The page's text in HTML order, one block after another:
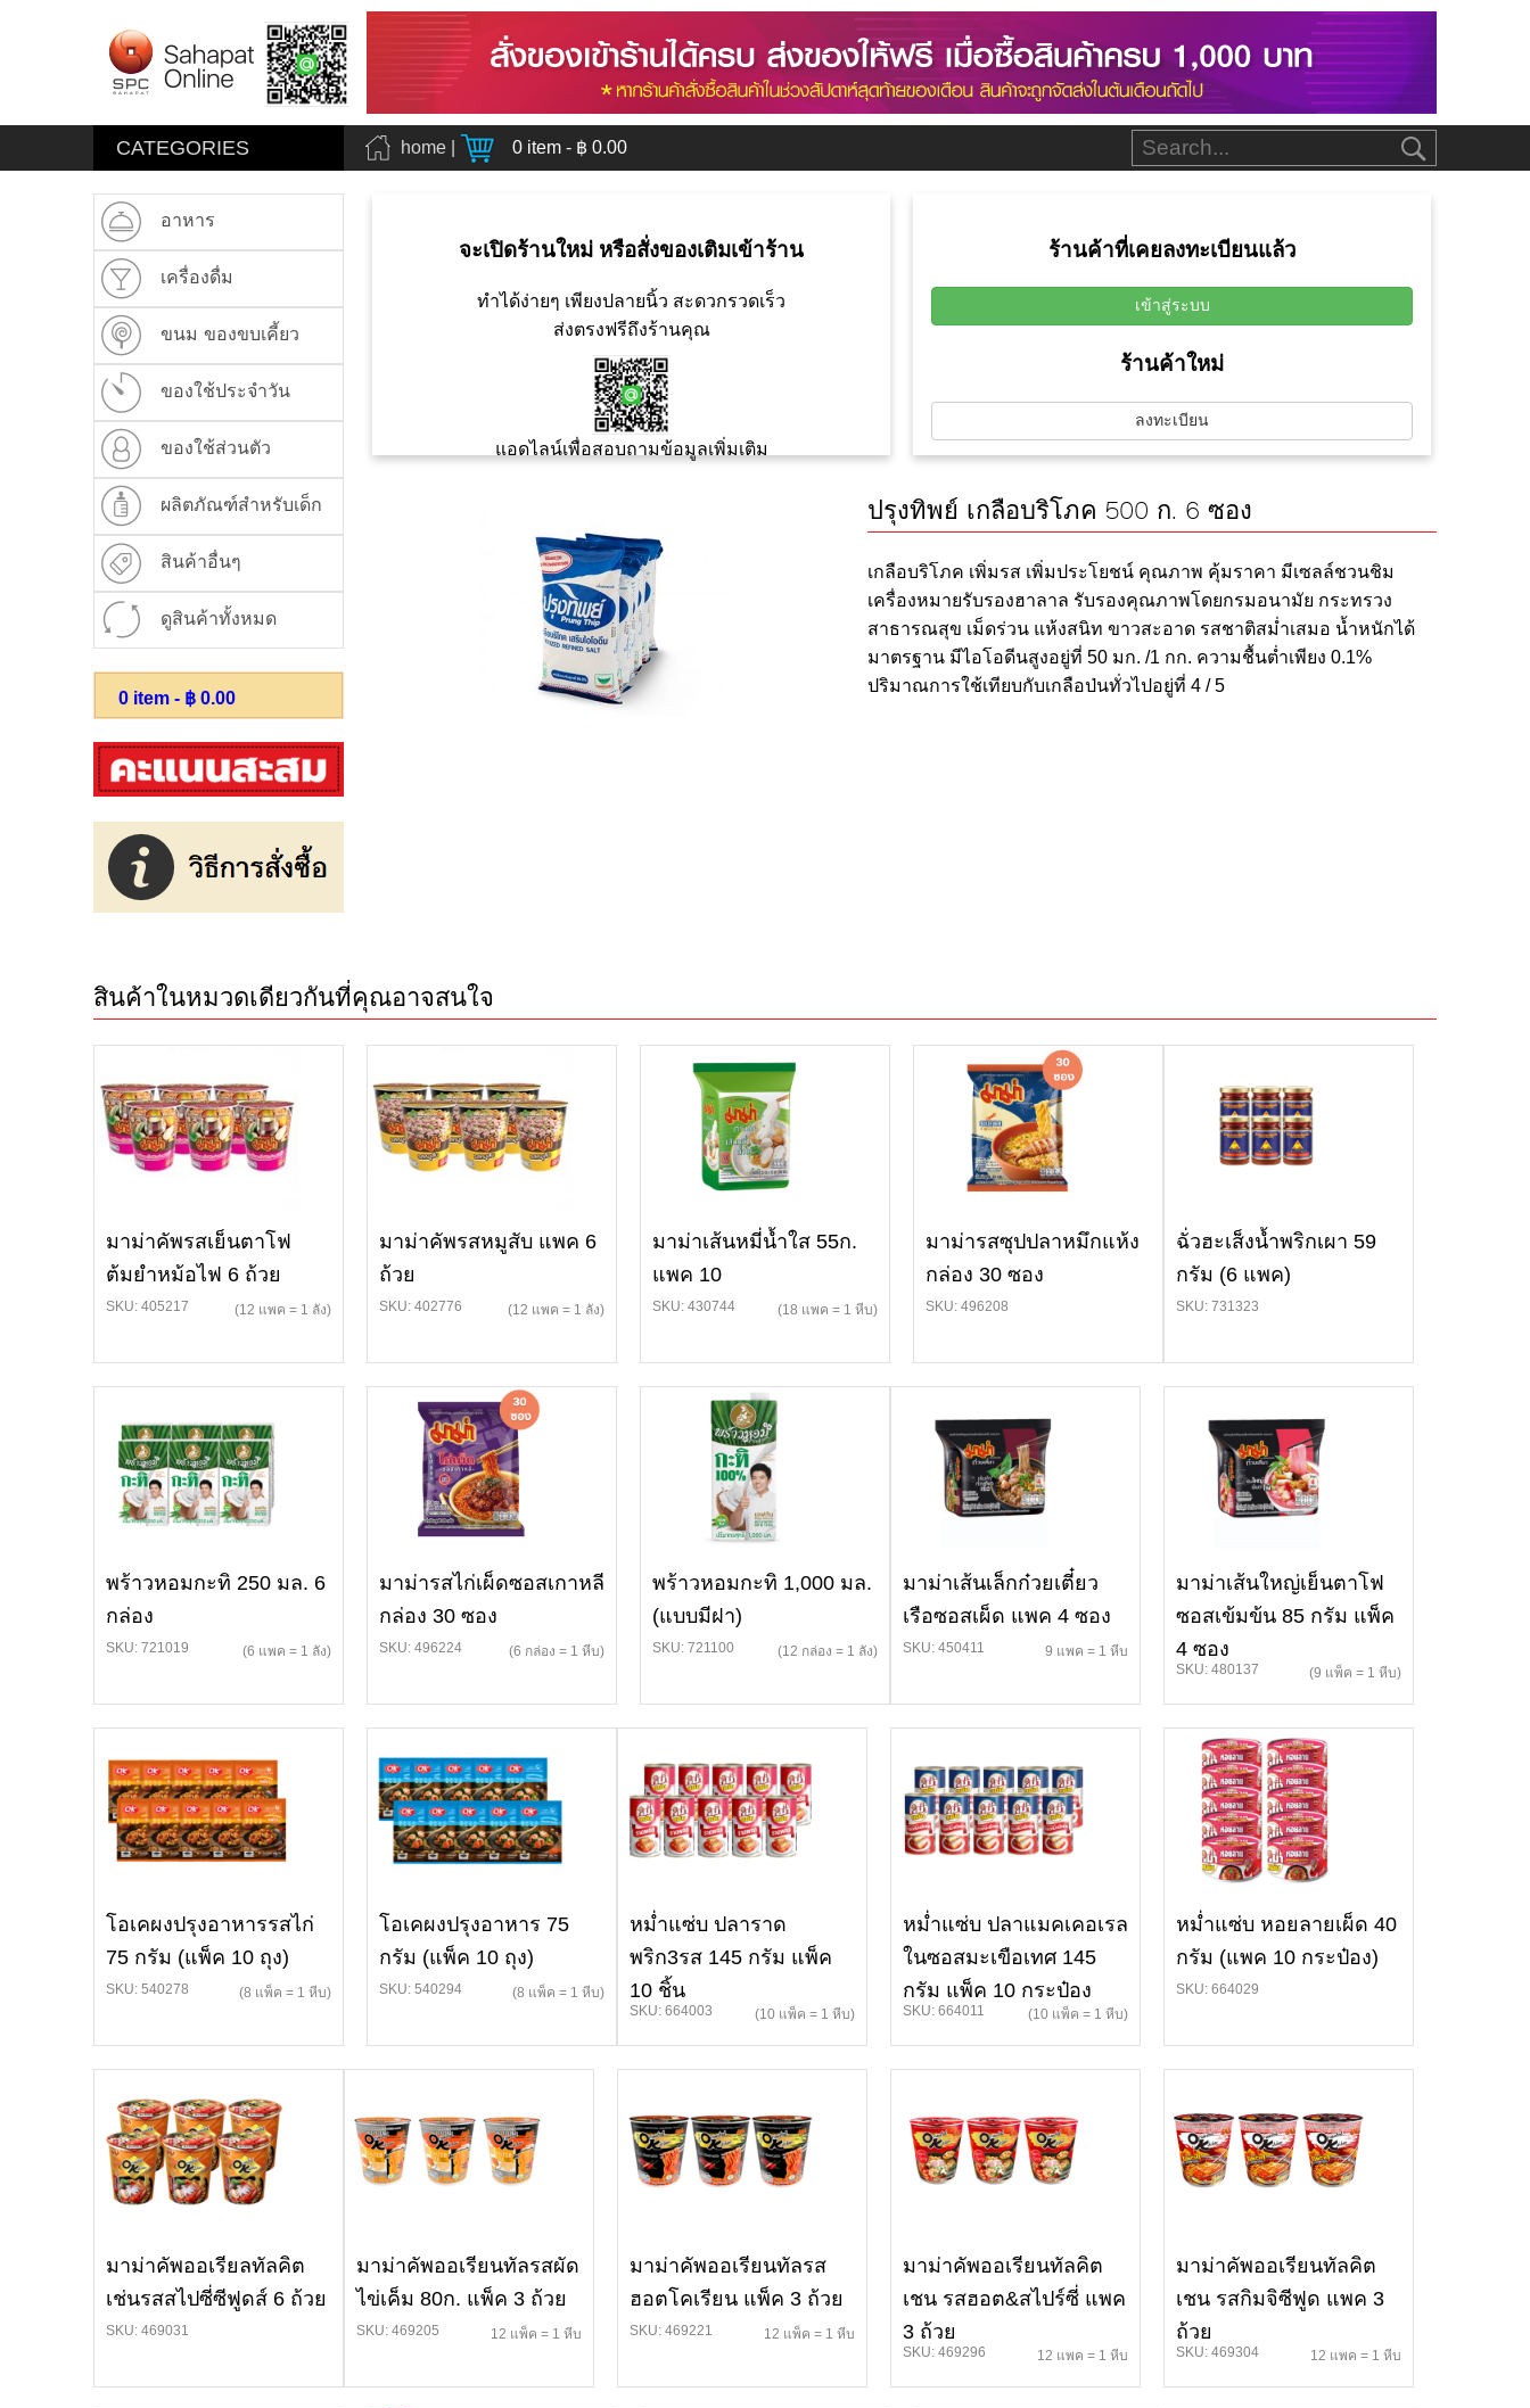
CATEGORIES home 0 item - ฿ 0.00
อาหาร
เครื่องดื่ม
ขนม ของขบเคี้ยว
ของใช้ประจำวัน
ของใช้ส่วนตัว
ผลิตภัณฑ์สำหรับเด็ก
สินค้าอื่นๆ
ดูสินค้าทั้งหมด
0 item - ฿ 0.00
จะเปิดร้านใหม่ หรือสั่งของเติมเข้าร้าน
ทำได้ง่ายๆ เพียงปลายนิ้ว สะดวกรวดเร็ว
ส่งตรงฟรีถึงร้านคุณ
แอดไลน์เพื่อสอบถามข้อมูลเพิ่มเติม
ร้านค้าที่เคยลงทะเบียนแล้ว
เข้าสู่ระบบ
ร้านค้าใหม่
ลงทะเบียน
ปรุงทิพย์ เกลือบริโภค 500 ก. 6 ซอง
เกลือบริโภค เพิ่มรส เพิ่มประโยชน์ คุณภาพ คุ้มราคา มีเซลล์ชวนชิม
เครื่องหมายรับรองฮาลาล รับรองคุณภาพโดยกรมอนามัย กระทรวง
สาธารณสุข เม็ดร่วน แห้งสนิท ขาวสะอาด รสชาติสม่ำเสมอ น้ำหนักได้
มาตรฐาน มีไอโอดีนสูงอยู่ที่ 50 มก. /1 กก. ความชื้นต่ำเพียง 0.1%
ปริมาณการใช้เทียบกับเกลือป่นทั่วไปอยู่ที่ 4 / 5
สินค้าในหมวดเดียวกันที่คุณอาจสนใจ
มาม่าคัพรสเย็นตาโฟ
ต้มยำหม้อไฟ 6 ถ้วย
SKU: 405217 (12 แพค = 1 ลัง)
มาม่าคัพรสหมูสับ แพค 6
ถ้วย
SKU: 402776 (12 แพค = 1 ลัง)
มาม่าเส้นหมี่น้ำใส 55ก.
แพค 10
SKU: 430744 (18 แพค = 1 หีบ)
มาม่ารสซุปปลาหมึกแห้ง
กล่อง 30 ซอง
SKU: 496208
ฉั่วฮะเส็งน้ำพริกเผา 59
กรัม (6 แพค)
SKU: 731323
พร้าวหอมกะทิ 250 มล. 6
กล่อง
SKU: 721019 (6 แพค = 1 ลัง)
มาม่ารสไก่เผ็ดซอสเกาหลี
กล่อง 30 ซอง
SKU: 496224 (6 กล่อง = 1 หีบ)
พร้าวหอมกะทิ 1,000 มล.
(แบบมีฝา)
SKU: 721100 (12 กล่อง = 1 ลัง)
มาม่าเส้นเล็กก๋วยเตี๋ยว
เรือซอสเผ็ด แพค 4 ซอง
SKU: 450411 9 แพค = 1 หีบ
มาม่าเส้นใหญ่เย็นตาโฟ
ซอสเข้มข้น 85 กรัม แพ็ค
4 ซอง
SKU: 480137 (9 แพ็ค = 1 หีบ)
โอเคผงปรุงอาหารรสไก่
75 กรัม (แพ็ค 10 ถุง)
SKU: 540278 (8 แพ็ค = 1 หีบ)
โอเคผงปรุงอาหาร 75
กรัม (แพ็ค 10 ถุง)
SKU: 540294 (8 แพ็ค = 1 หีบ)
หม่ำแซ่บ ปลาราด
พริก3รส 145 กรัม แพ็ค
10 ชิ้น
SKU: 664003 (10 แพ็ค = 1 หีบ)
หม่ำแซ่บ ปลาแมคเคอเรล
ในซอสมะเขือเทศ 145
กรัม แพ็ค 10 กระป๋อง
SKU: 664011 (10 แพ็ค = 1 หีบ)
หม่ำแซ่บ หอยลายเผ็ด 40
กรัม (แพค 10 กระป๋อง)
SKU: 664029
มาม่าคัพออเรียลทัลคิต
เช่นรสสไปซี่ซีฟูดส์ 6 ถ้วย
SKU: 469031
มาม่าคัพออเรียนทัลรสผัด
ไข่เค็ม 80ก. แพ็ค 3 ถ้วย
SKU: 469205 12 แพ็ค = 1 หีบ
มาม่าคัพออเรียนทัลรส
ฮอตโคเรียน แพ็ค 3 ถ้วย
SKU: 469221 12 แพ็ค = 1 หีบ
มาม่าคัพออเรียนทัลคิต
เชน รสฮอต&สไปร์ซี่ แพค
3 ถ้วย
SKU: 469296 12 แพค = 1 หีบ
มาม่าคัพออเรียนทัลคิต
เชน รสกิมจิซีฟูด แพค 3
ถ้วย
SKU: 469304 12 แพค = 1 หีบ